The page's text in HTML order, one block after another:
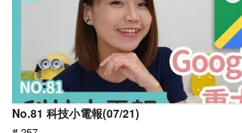
No.81 科技小電報(07/21)